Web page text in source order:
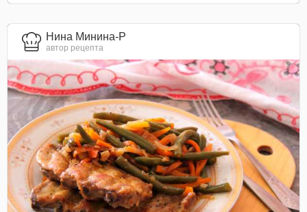
Нина Минина-Р
автор рецепта